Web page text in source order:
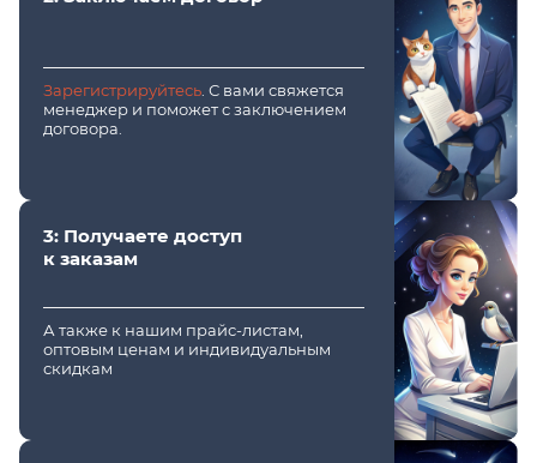
Зарегистрируйтесь. С вами свяжется
менеджер и поможет с заключением
договора.
3: Получаете доступ
к заказам
А также к нашим прайс-листам,
оптовым ценам и индивидуальным
скидкам